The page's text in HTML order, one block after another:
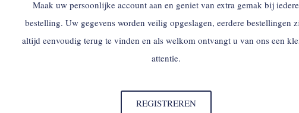
Maak uw persoonlijke account aan en geniet van extra gemak bij iedere
bestelling. Uw gegevens worden veilig opgeslagen, eerdere bestellingen
altijd eenvoudig terug te vinden en als welkom ontvangt u van ons een
attentie.
REGISTREREN